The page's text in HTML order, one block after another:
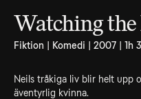
Watching the
Fiktion | Komedi | 2007 | 1h
Neils tråkiga liv blir helt upp
äventyrlig kvinna.